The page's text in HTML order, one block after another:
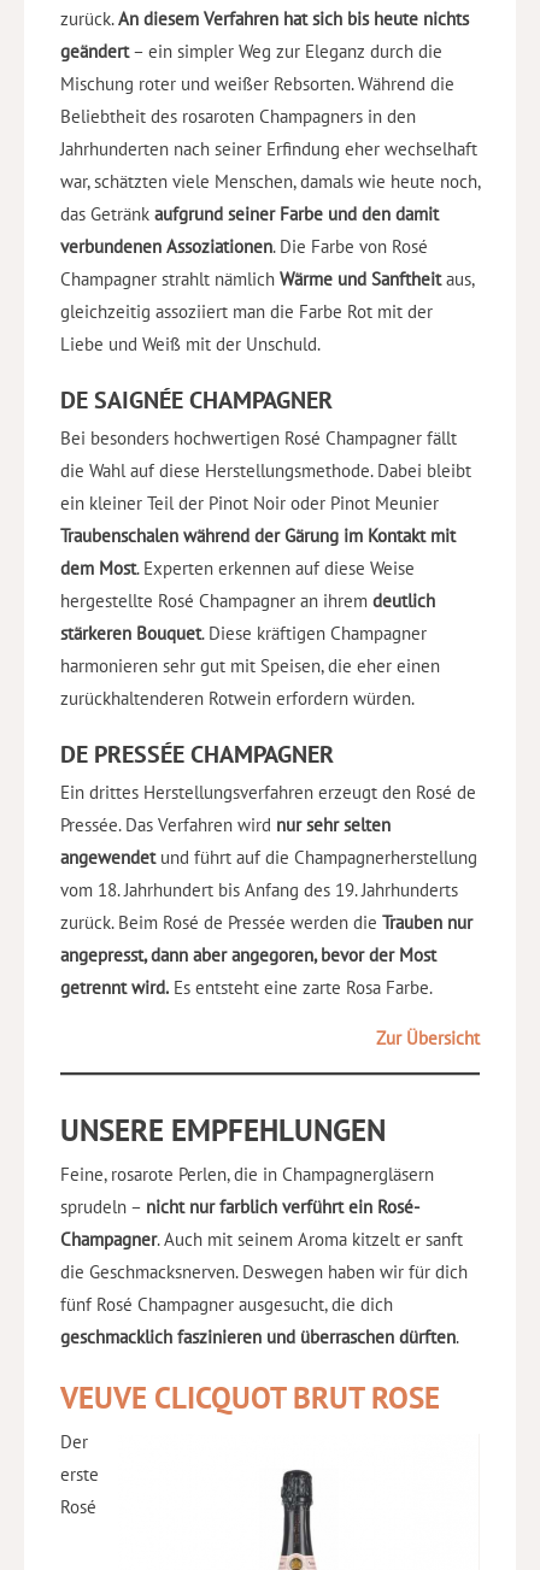
zurück.An diesem Verfahren hat sich bis heute nichts
geändert– ein simpler Weg zur Eleganz durch die
Mischung roter und weißer Rebsorten. Während die
Beliebtheit des rosaroten Champagners in den
Jahrhunderten nach seiner Erfindung eher wechselhaft
war, schätzten viele Menschen, damals wie heute noch,
das Getränk aufgrund seiner Farbe und den damit
verbundenen Assoziationen. Die Farbe von Rosé
Champagner strahlt nämlich Wärme und Sanftheitaus,
gleichzeitig assoziiert man die Farbe Rot mit der
Liebe und Weiß mit der Unschuld.
DE SAIGNÉE CHAMPAGNER
Bei besonders hochwertigen Rosé Champagner fällt
die Wahl auf diese Herstellungsmethode. Dabei bleibt
ein kleiner Teil der Pinot Noir oder Pinot Meunier
Traubenschalen während der Gärung im Kontakt mit
dem Most. Experten erkennen auf diese Weise
hergestellte Rosé Champagner an ihrem deutlich
stärkeren Bouquet. Diese kräftigen Champagner
harmonieren sehr gut mit Speisen, die eher einen
zurückhaltenderen Rotwein erfordern würden.
DE PRESSÉE CHAMPAGNER
Ein drittes Herstellungsverfahren erzeugt den Rosé de
Pressée. Das Verfahren wird nur sehr selten
angewendetund führt auf die Champagnerherstellung
vom 18. Jahrhundert bis Anfang des 19. Jahrhunderts
zurück. Beim Rosé de Pressée werden die Trauben nur
angepresst, dann aber angegoren, bevor der Most
getrennt wird. Es entsteht eine zarte Rosa Farbe.
Zur Übersicht
UNSERE EMPFEHLUNGEN
Feine, rosarote Perlen, die in Champagnergläsern
sprudeln – nicht nur farblich verführt ein Rosé-
Champagner. Auch mit seinem Aroma kitzelt er sanft
die Geschmacksnerven. Deswegen haben wir für dich
fünf Rosé Champagner ausgesucht, die dich
geschmacklich faszinieren und überraschen dürften.
VEUVE CLICQUOT BRUT ROSE
Der
erste
Rosé